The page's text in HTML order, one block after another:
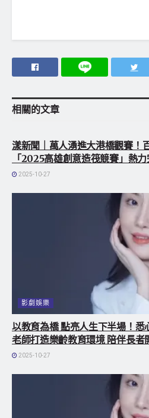
相關的文章
漾新聞｜萬人湧進大港橋觀賽！
「2025高雄創意造筏競賽」熱
2025-10-27
影劇娛樂
以教育為橋 點亮人生下半場！悉
老師打造樂齡教育環境 陪伴長者
2025-10-27